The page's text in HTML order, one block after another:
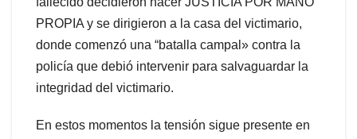
PROPIA y se dirigieron a la casa del victimario,
donde comenzó una “batalla campal» contra la
policía que debió intervenir para salvaguardar la
integridad del victimario.
En estos momentos la tensión sigue presente en